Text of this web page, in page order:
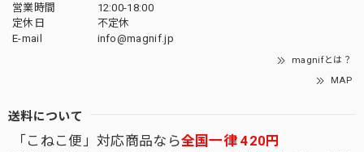
営業時間
12:00-18:00
定休日
不定休
E-mail
info@magnif.jp
magnifとは？
MAP
送料について
「こねこ便」対応商品なら全国一律 420円